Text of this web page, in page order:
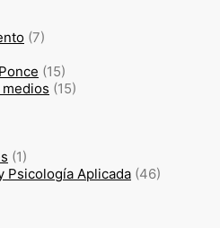
(7)
(15)
(15)
(1)
Psicología Aplicada (46)